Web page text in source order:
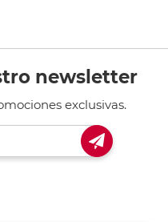
newsletter
exclusivas.